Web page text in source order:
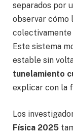
separados por
observar cómo
colectivamente
Este sistema
estable sin
tunelamiento
explicar con la
Los
Física 2025